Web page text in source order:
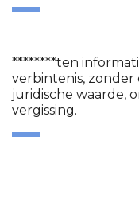
********ten
verbintenis,
juridische waarde,
vergissing.